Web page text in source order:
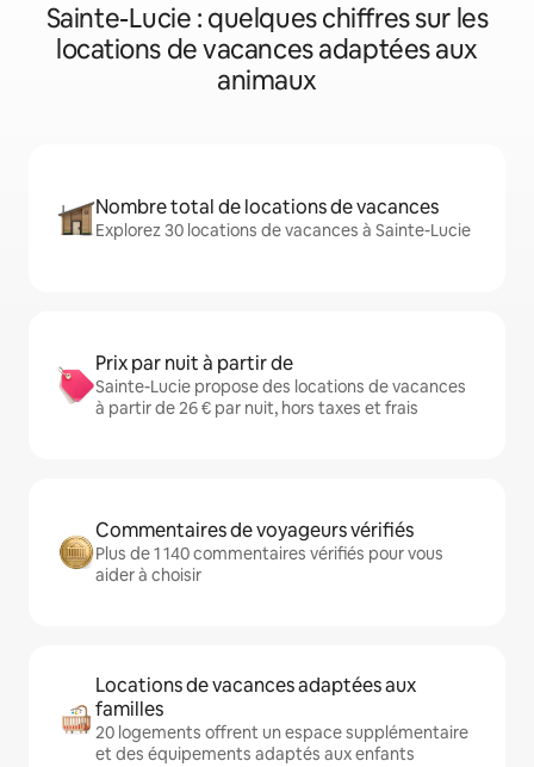
Sainte-Lucie : quelques chiffres sur les
locations de vacances adaptées aux
animaux
Nombre total de locations de vacances
Explorez 30 locations de vacances à Sainte-Lucie
Prix par nuit à partir de
Sainte-Lucie propose des locations de vacances
à partir de 26 € par nuit, hors taxes et frais
Commentaires de voyageurs vérifiés
Plus de 1 140 commentaires vérifiés pour vous
aider à choisir
Locations de vacances adaptées aux
familles
20 logements offrent un espace supplémentaire
et des équipements adaptés aux enfants